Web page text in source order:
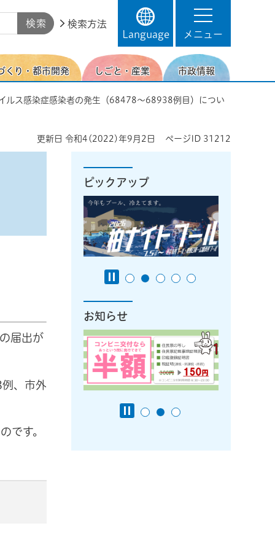
検索方法
Language
メニュー
くり・都市開発 しごと・産業 市政情報
ルス感染症感染者の発生（68478～68938例目）につい
更新日 令和4(2022)年9月2日 ページID 31212
届出が
、市外
です。
ピックアップ
お知らせ